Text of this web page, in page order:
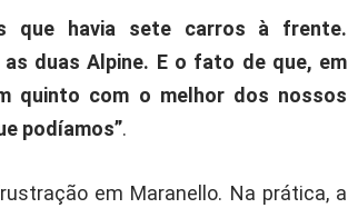
que havia sete carros à frente.
duas Alpine. E o fato de que, em
quinto com o melhor dos nossos
podíamos”.
em Maranello. Na prática, a